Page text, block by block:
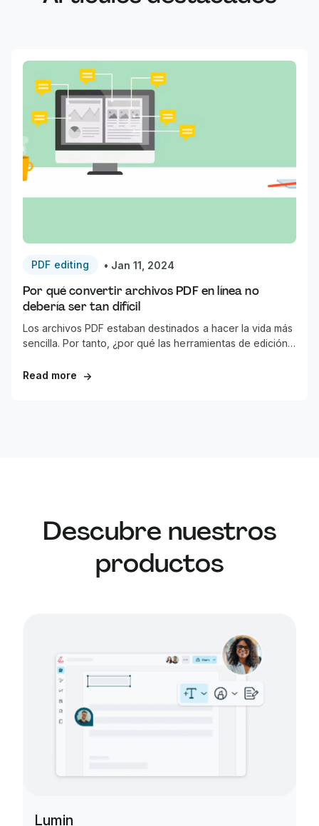
PDF editing • Jan 11, 2024
Por qué convertir archivos PDF en línea no
debería ser tan difícil
Los archivos PDF estaban destinados a hacer la vida más
sencilla. Por tanto, ¿por qué las herramientas de edición
Read more
→
Descubre nuestros
productos
Lumin